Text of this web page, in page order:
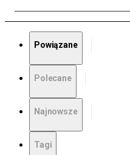
Powiązane
Polecane
Najnowsze
Tagi